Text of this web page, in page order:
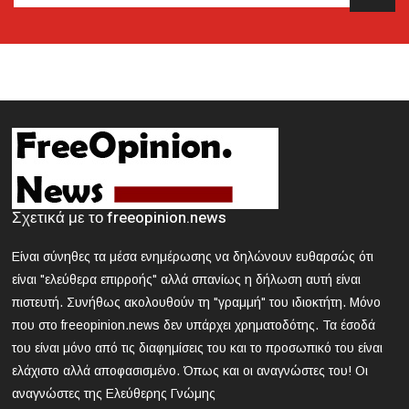
Κυκλοφοριακές ρυθμίσεις την Κυριακή στην Αθήνα
2024-03-21 18:13:09
Θεσσαλονίκη: Συνελήφθη 42χρονος που επιτέθηκε με
δρεπάνι και κατσαβίδι σε 25χρονο
2024-03-21 17:58:30
Κοζάνη: Νεκρός 40χρονος που εγκλωβίστηκε σε
2024-03-21 17:47:39
ΕΟΔΥ: Nέος θάνατος από γρίπη - 8 νεκροί από Covid, 13
2024-03-21 16:52:35
Άγρια συμπλοκή μεταξύ μαθητών σε σχολείο στα βόρεια
προάστια
Σχετικά με το freeopinion.news
Είναι σύνηθες τα μέσα ενημέρωσης να δηλώνουν ευθαρσώς ότι
είναι "ελεύθερα επιρροής" αλλά σπανίως η δήλωση αυτή είναι
πιστευτή. Συνήθως ακολουθούν τη "γραμμή" του ιδιοκτήτη. Μόνο
που στο freeopinion.news δεν υπάρχει χρηματοδότης. Τα έσοδά
του είναι μόνο από τις διαφημίσεις του και το προσωπικό του είναι
ελάχιστο αλλά αποφασισμένο. Όπως και οι αναγνώστες του! Οι
αναγνώστες της Ελεύθερης Γνώμης